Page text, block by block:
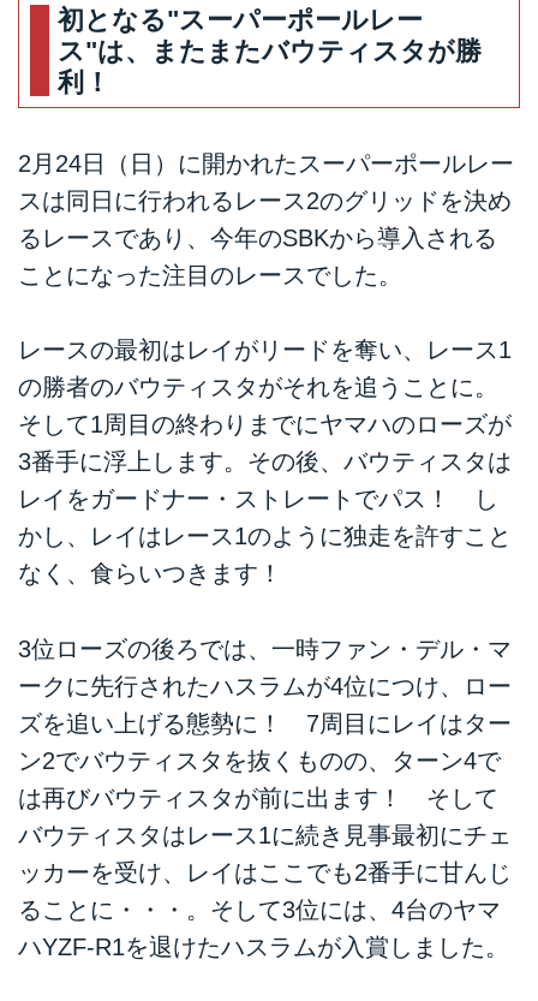
初となる"スーパーポールレー
ス"は、またまたバウティスタが勝
利！
2月24日（日）に開かれたスーパーポールレー
スは同日に行われるレース2のグリッドを決め
るレースであり、今年のSBKから導入される
ことになった注目のレースでした。
レースの最初はレイがリードを奪い、レース1
の勝者のバウティスタがそれを追うことに。
そして1周目の終わりまでにヤマハのローズが
3番手に浮上します。その後、バウティスタは
レイをガードナー・ストレートでパス！ し
かし、レイはレース1のように独走を許すこと
なく、食らいつきます！
3位ローズの後ろでは、一時ファン・デル・マ
ークに先行されたハスラムが4位につけ、ロー
ズを追い上げる態勢に！ 7周目にレイはター
ン2でバウティスタを抜くものの、ターン4で
は再びバウティスタが前に出ます！ そして
バウティスタはレース1に続き見事最初にチェ
ッカーを受け、レイはここでも2番手に甘んじ
ることに・・・。そして3位には、4台のヤマ
ハYZF-R1を退けたハスラムが入賞しました。